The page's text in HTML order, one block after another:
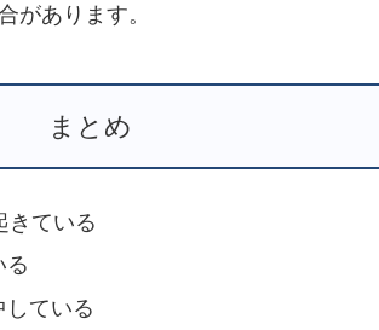
があります。
まとめ
きている
る
ている